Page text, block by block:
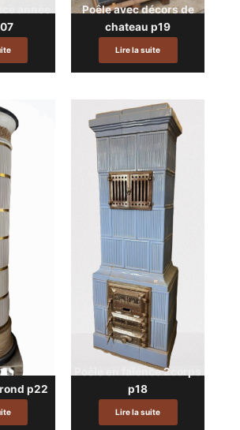
Poêle avec décors de
chateau p19
Lire la suite
p22
Poêle en faïence 2corps
p18
Lire la suite